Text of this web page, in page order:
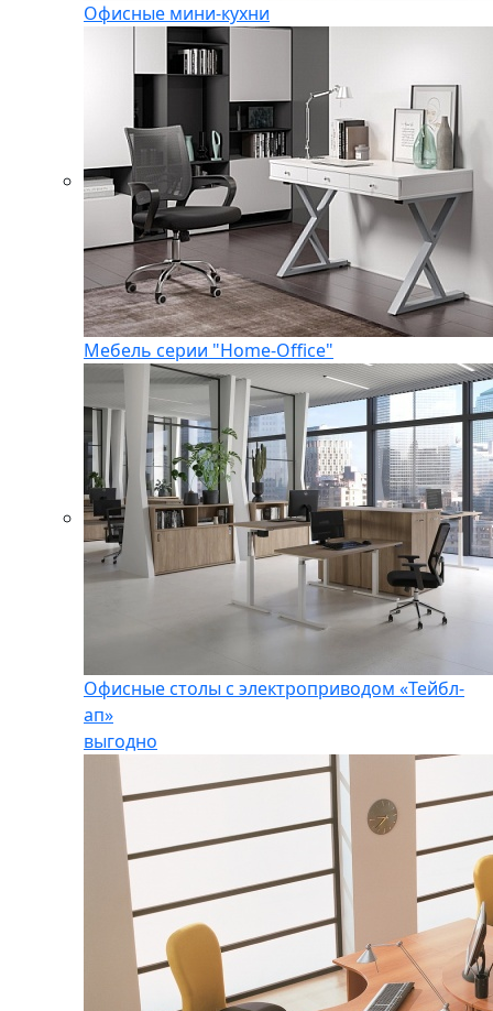
Офисные мини-кухни
Мебель серии "Home-Office"
Офисные столы с электроприводом «Тейбл-
ап»
выгодно